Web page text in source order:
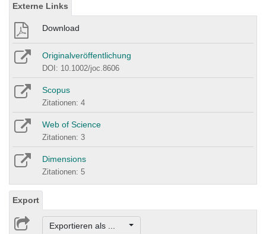
Externe Links
Download
Originalveröffentlichung
DOI: 10.1002/joc.8606
Scopus
Zitationen: 4
Web of Science
Zitationen: 3
Dimensions
Zitationen: 5
Export
Exportieren als ...